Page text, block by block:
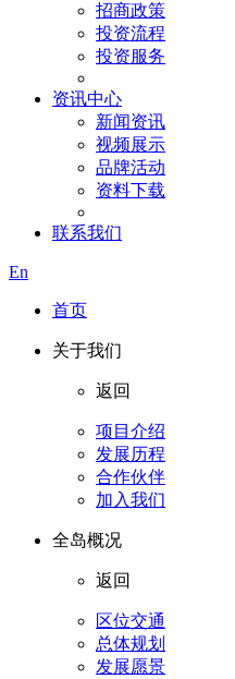
招商政策
投资流程
投资服务
资讯中心
新闻资讯
视频展示
品牌活动
资料下载
联系我们
En
首页
关于我们
返回
项目介绍
发展历程
合作伙伴
加入我们
全岛概况
返回
区位交通
总体规划
发展愿景